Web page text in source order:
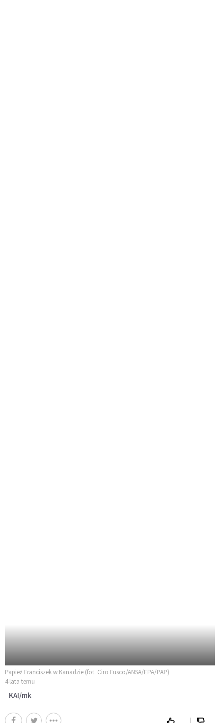
Papież Franciszek w Kanadzie (fot. Ciro Fusco/ANSA/EPA/PAP)
4 lata temu
KAI/mk